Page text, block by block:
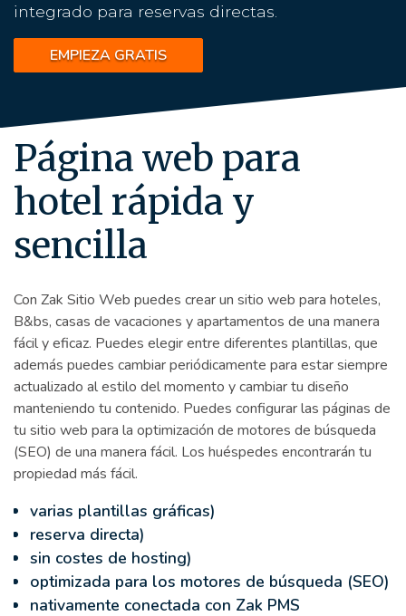
integrado para reservas directas.
EMPIEZA GRATIS
Página web para
hotel rápida y
sencilla
Con Zak Sitio Web puedes crear un sitio web para hoteles,
B&bs, casas de vacaciones y apartamentos de una manera
fácil y eficaz. Puedes elegir entre diferentes plantillas, que
además puedes cambiar periódicamente para estar siempre
actualizado al estilo del momento y cambiar tu diseño
manteniendo tu contenido. Puedes configurar las páginas de
tu sitio web para la optimización de motores de búsqueda
(SEO) de una manera fácil. Los huéspedes encontrarán tu
propiedad más fácil.
varias plantillas gráficas)
reserva directa)
sin costes de hosting)
optimizada para los motores de búsqueda (SEO)
nativamente conectada con Zak PMS